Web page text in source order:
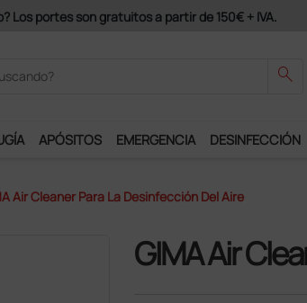
y podrás disfrutar de muchos servicios exclusivos.
search
APÓSITOS EMERGENCIA DESINFECCIÓN
Air Cleaner Para La Desinfección Del Aire
GIMA Air